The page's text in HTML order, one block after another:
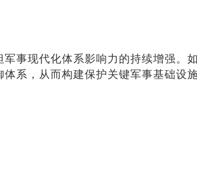
事现代化体系影响力的持续增强
系，从而构建保护关键军事基础设